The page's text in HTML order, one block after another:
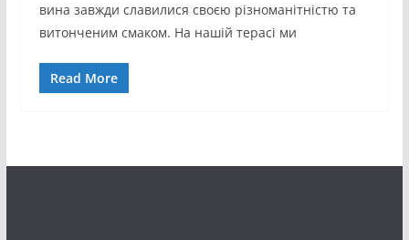
вина завжди славилися своєю різноманітністю та
витонченим смаком. На нашій терасі ми
Read More